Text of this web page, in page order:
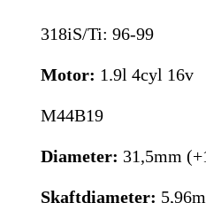
318iS/Ti: 96-99
Motor: 1.9l 4cyl 16v
M44B19
Diameter: 31,5mm
Skaftdiameter: